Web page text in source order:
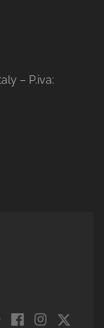
– P.iva: